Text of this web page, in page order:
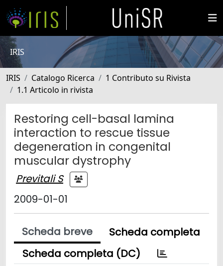
IRIS
IRIS Catalogo Ricerca
1 Contributo su Rivista
1.1 Articolo in rivista
Restoring cell-basal lamina
interaction to rescue tissue
degeneration in congenital
muscular dystrophy
Previtali S
2009-01-01
Scheda breve
Scheda completa
Scheda completa (DC)